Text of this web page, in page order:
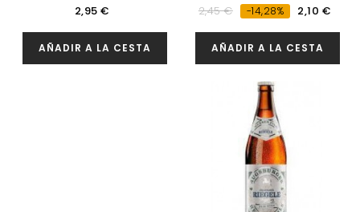
FRÜHLINGSBIER 2023
Precio
2,95 €
AÑADIR A LA CESTA
Precio
regular
2,45 € -14,28% Precio
2,10 €
AÑADIR A LA CESTA